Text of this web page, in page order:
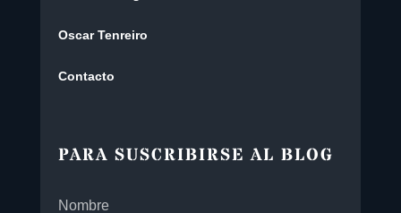
Oscar Tenreiro
Contacto
PARA SUSCRIBIRSE AL BLOG